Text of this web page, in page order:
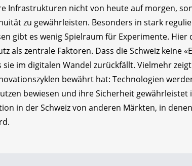
Infrastrukturen nicht von heute auf morgen,
zu gewährleisten. Besonders in stark
gibt es wenig Spielraum für Experimente. Hier
als zentrale Faktoren. Dass die Schweiz keine
im digitalen Wandel zurückfällt. Vielmehr
bewährt hat: Technologien
bewiesen und ihre Sicherheit gewährleistet
in der Schweiz von anderen Märkten, in